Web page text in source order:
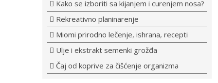
Kako se izboriti sa kijanjem i curenjem nosa?
Rekreativno planinarenje
Miomi prirodno lečenje, ishrana, recepti
Ulje i ekstrakt semenki grožđa
Čaj od koprive za čišćenje organizma